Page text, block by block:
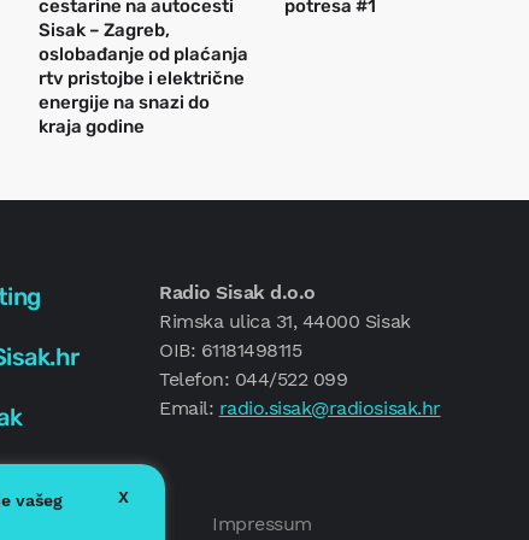
cestarine na autocesti
Sisak – Zagreb,
oslobađanje od plaćanja
rtv pristojbe i električne
energije na snazi do
kraja godine
potresa #1
Radio Sisak d.o.o
Rimska ulica 31, 44000 Sisak
OIB: 61181498115
Telefon: 044/522 099
Email: radio.sisak@radiosisak.hr
Impressum
vašeg
X